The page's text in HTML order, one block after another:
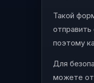
Такой
поэтому
Для
можете